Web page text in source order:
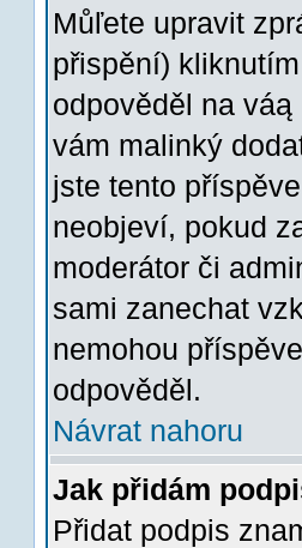
Můľete upravit
přispění)
odpověděl na
vám malinký
jste tento
neobjeví, pokud
moderátor či
sami zanechat
nemohou
odpověděl.
Návrat nahoru
Jak přidám
Přidat podpis